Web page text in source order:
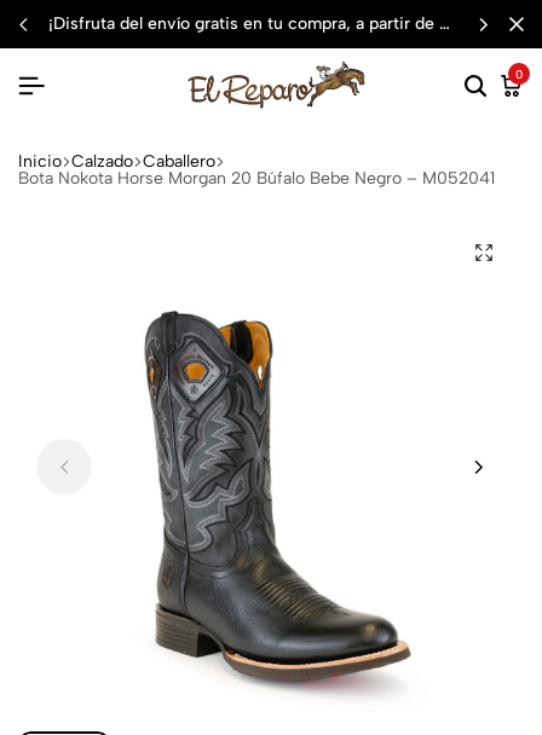
¡disfruta del envío gratis en tu compra, a partir de $3,000 mxn
0
Inicio Calzado Caballero
Bota Nokota Horse Morgan 20 Búfalo Bebe Negro – M052041